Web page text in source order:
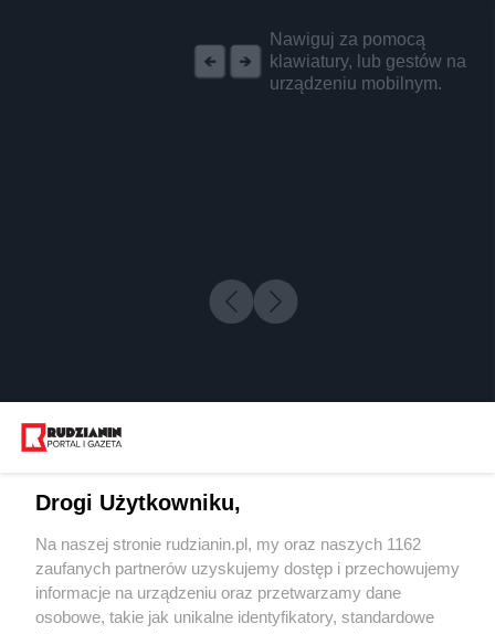
Nawiguj za pomocą
klawiatury, lub gestów na
urządzeniu mobilnym.
Wydawca mediów
Drogi Użytkowniku,
Na naszej stronie rudzianin.pl, my oraz naszych 1162
zaufanych partnerów uzyskujemy dostęp i przechowujemy
informacje na urządzeniu oraz przetwarzamy dane
osobowe, takie jak unikalne identyfikatory, standardowe